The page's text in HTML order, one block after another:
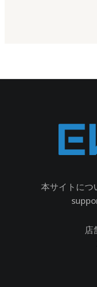
本サイトにつ
店